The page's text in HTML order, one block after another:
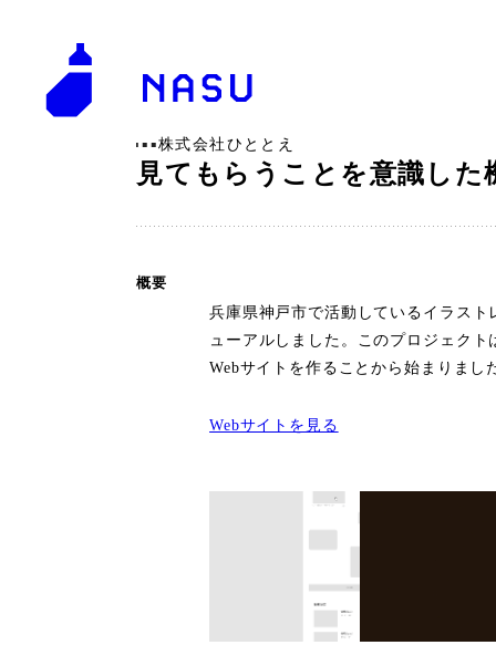
見てもらうことを意識し
株式会社ひととえ
概要
兵庫県神戸市で活動しているイラス
ューアルしました。このプロジェク
Webサイトを作ることから始まりまし
Webサイトを見る